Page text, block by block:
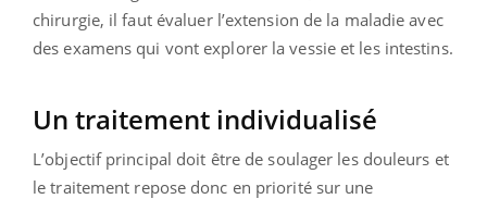
chirurgie, il faut évaluer l’extension de la maladie avec
des examens qui vont explorer la vessie et les intestins.
Un traitement individualisé
L’objectif principal doit être de soulager les douleurs et
le traitement repose donc en priorité sur une